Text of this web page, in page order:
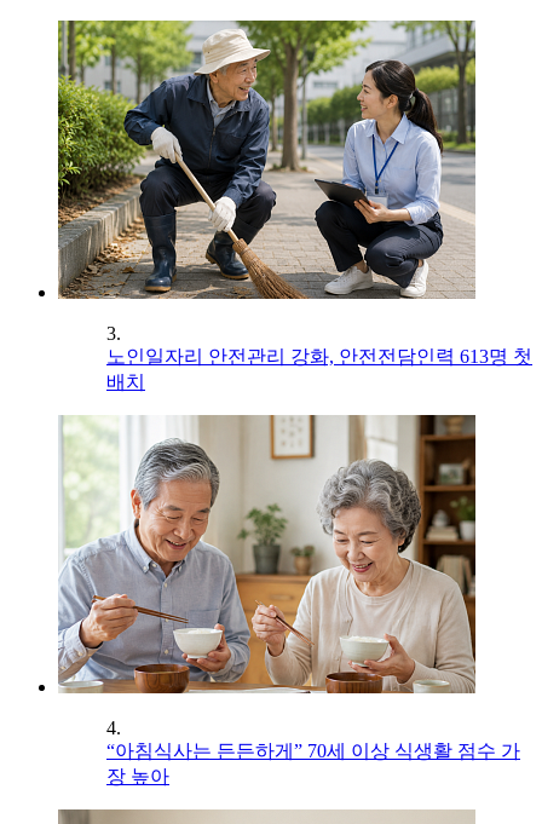
3.
노인일자리 안전관리 강화, 안전전담인력 613명 첫
배치
4.
“아침식사는 든든하게” 70세 이상 식생활 점수 가
장 높아